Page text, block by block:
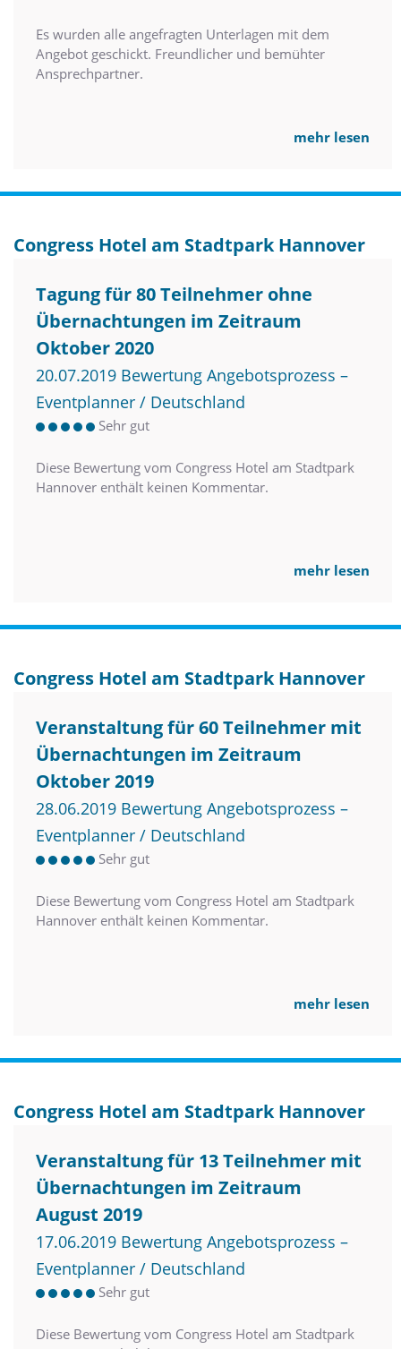
Es wurden alle angefragten Unterlagen mit dem
Angebot geschickt. Freundlicher und bemühter
Ansprechpartner.
mehr lesen
Congress Hotel am Stadtpark Hannover
Tagung für 80 Teilnehmer ohne
Übernachtungen im Zeitraum
Oktober 2020
20.07.2019 Bewertung Angebotsprozess –
Eventplanner / Deutschland
Sehr gut
Diese Bewertung vom Congress Hotel am Stadtpark
Hannover enthält keinen Kommentar.
mehr lesen
Congress Hotel am Stadtpark Hannover
Veranstaltung für 60 Teilnehmer mit
Übernachtungen im Zeitraum
Oktober 2019
28.06.2019 Bewertung Angebotsprozess –
Eventplanner / Deutschland
Sehr gut
Diese Bewertung vom Congress Hotel am Stadtpark
Hannover enthält keinen Kommentar.
mehr lesen
Congress Hotel am Stadtpark Hannover
Veranstaltung für 13 Teilnehmer mit
Übernachtungen im Zeitraum
August 2019
17.06.2019 Bewertung Angebotsprozess –
Eventplanner / Deutschland
Sehr gut
Diese Bewertung vom Congress Hotel am Stadtpark